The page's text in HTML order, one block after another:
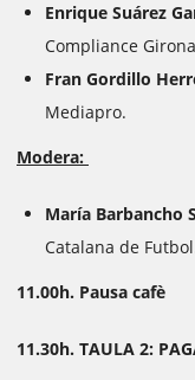
Enrique Suárez
Compliance
Fran Gordillo
Mediapro.
Modera:
María Barbancho
Catalana de
11.00h. Pausa cafè
11.30h. TAULA 2: